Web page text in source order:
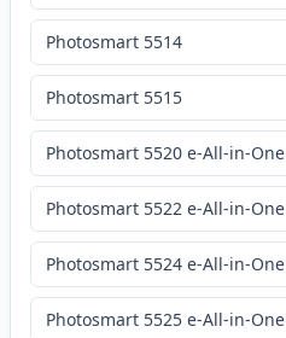
Photosmart 5514
Photosmart 5515
Photosmart 5520 e-All-in-One
Photosmart 5522 e-All-in-One
Photosmart 5524 e-All-in-One
Photosmart 5525 e-All-in-One